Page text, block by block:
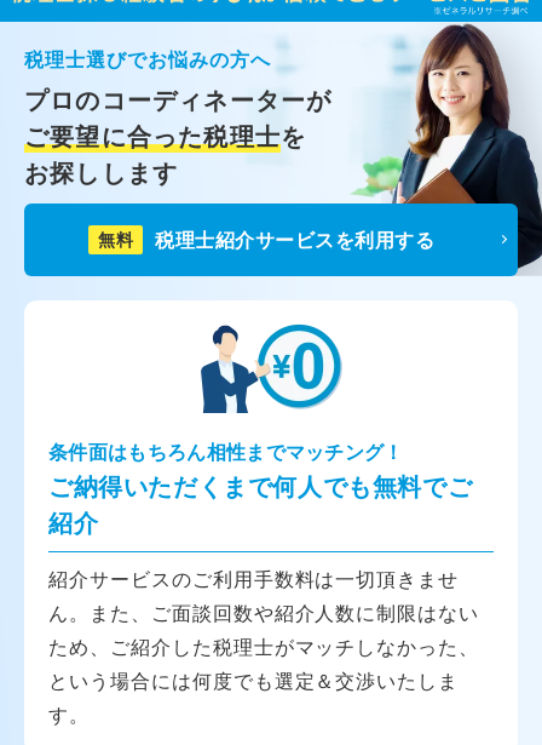
税理士選びでお悩みの方へ
プロのコーディネーターが
ご要望に合った税理士を
お探しします
無料 税理士紹介サービスを利用する
条件面はもちろん相性までマッチング！
ご納得いただくまで何人でも無料でご
紹介
紹介サービスのご利用手数料は一切頂きませ
ん。また、ご面談回数や紹介人数に制限はない
ため、ご紹介した税理士がマッチしなかった、
という場合には何度でも選定＆交渉いたしま
す。